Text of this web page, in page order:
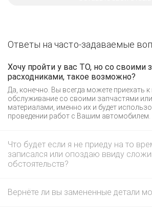
Ответы на часто-задаваемые
Хочу пройти у вас ТО, но со своими
расходниками, такое возможно?
Да, конечно. Вы всегда можете приехать
обслуживание со своими запчастями
материалами, именно их и будет
проведении работ с Вашим автомобилем.
Что будет если я не приеду на то
записался или опоздаю ввиду
обстоятельств?
Вернёте ли вы замененные детали